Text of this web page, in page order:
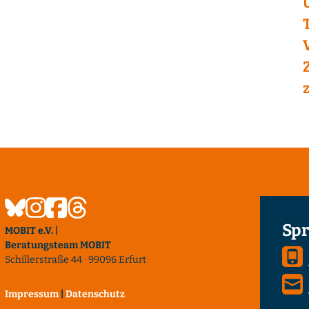
MOBIT e.V. |
Beratungsteam MOBIT
Schillerstraße 44 · 99096 Erfurt
Impressum Datenschutz